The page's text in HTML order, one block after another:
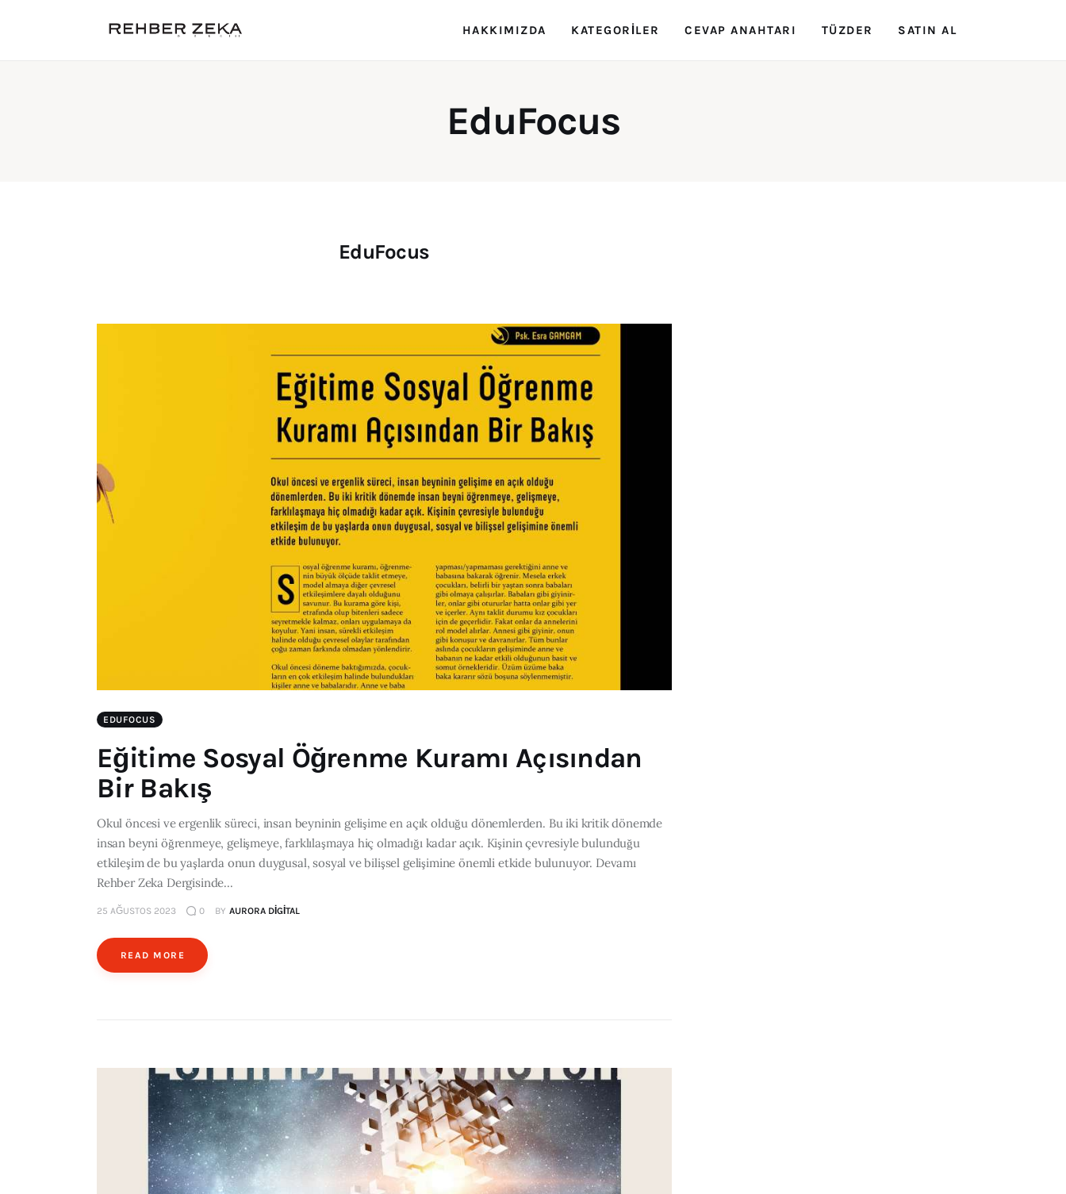
HAKKIMIZDA KATEGORILER CEVAP ANAHTARI TÜZDER SATIN AL
EduFocus
EduFocus
EDUFOCUS
Eğitime Sosyal Öğrenme Kuramı Açısından
Bir Bakış
Okul öncesi ve ergenlik süreci, insan beyninin gelişime en açık olduğu dönemlerden. Bu iki kritik dönemde
insan beyni öğrenmeye, gelişmeye, farklılaşmaya hiç olmadığı kadar açık. Kişinin çevresiyle bulunduğu
etkileşim de bu yaşlarda onun duygusal, sosyal ve bilişsel gelişimine önemli etkide bulunuyor. Devamı
Rehber Zeka Dergisinde...
25 AĞUSTOS 2023 0 BY AURORA DIGITAL
READ MORE